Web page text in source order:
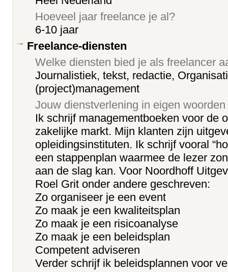
Hoeveel jaar freelance je al?
6-10 jaar
Freelance-diensten
Welke diensten bied je als freelancer
Journalistiek, tekst, redactie,
(project)management
Jouw dienstverlening in eigen woorden
Ik schrijf managementboeken voor de
zakelijke markt. Mijn klanten zijn
opleidingsinstituten. Ik schrijf vooral
een stappenplan waarmee de lezer
aan de slag kan. Voor Noordhoff
Roel Grit onder andere geschreven:
Zo organiseer je een event
Zo maak je een kwaliteitsplan
Zo maak je een risicoanalyse
Zo maak je een beleidsplan
Competent adviseren
Verder schrijf ik beleidsplannen voor